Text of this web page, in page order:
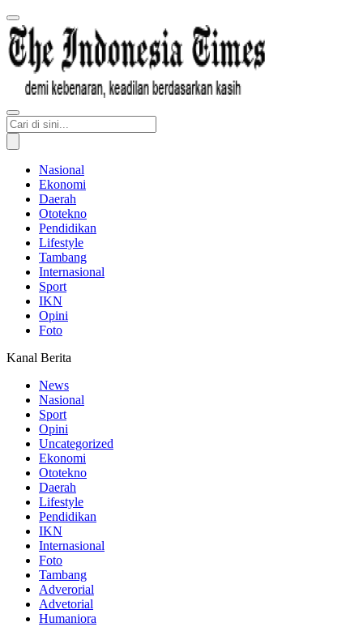
Nasional
Ekonomi
Daerah
Ototekno
Pendidikan
Lifestyle
Tambang
Internasional
Sport
IKN
Opini
Foto
Kanal Berita
News
Nasional
Sport
Opini
Uncategorized
Ekonomi
Ototekno
Daerah
Lifestyle
Pendidikan
IKN
Internasional
Foto
Tambang
Adverorial
Advetorial
Humaniora